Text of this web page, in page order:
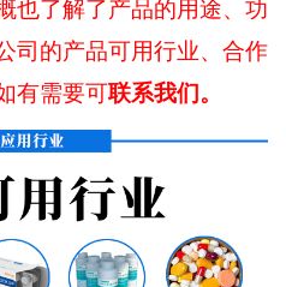
也了解了产品的用途、功
司的产品可用行业、合作
有需要可联系我们。